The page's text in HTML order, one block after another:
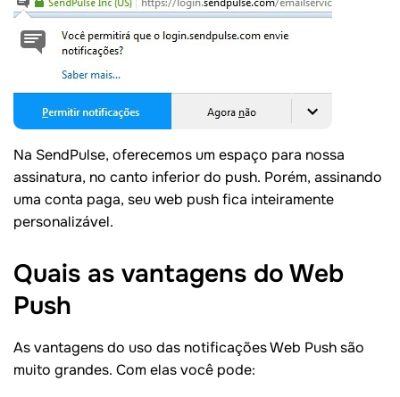
Na SendPulse, oferecemos um espaço para nossa
assinatura, no canto inferior do push. Porém, assinando
uma conta paga, seu web push fica inteiramente
personalizável.
Quais as vantagens do Web
Push
As vantagens do uso das notificações Web Push são
muito grandes. Com elas você pode: